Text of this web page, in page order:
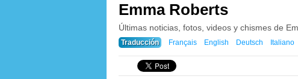
Emma Roberts
Últimas noticias, fotos, videos y chismes de
Traducción Français English Deutsch Italiano